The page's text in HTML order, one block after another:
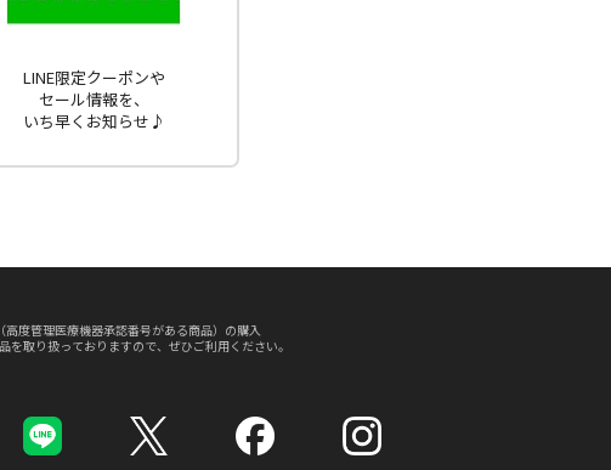
LINE限定クーポンや
セール情報を、
いち早くお知らせ♪
管理医療機器承認番号がある商品）の購入
取り扱っておりますので、ぜひご利用ください。